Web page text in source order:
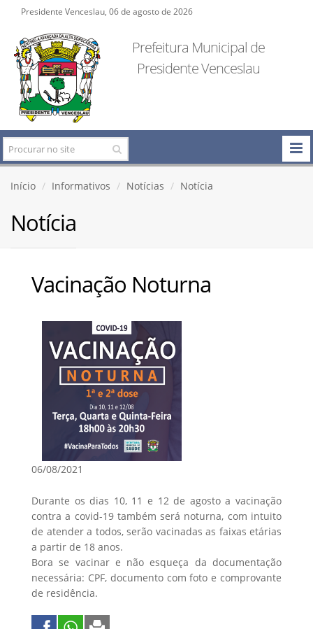
Presidente Venceslau, 06 de agosto de 2026
Prefeitura Municipal de
Presidente Venceslau
Início Informativos Notícias Notícia
Notícia
Vacinação Noturna
06/08/2021
Durante os dias 10, 11 e 12 de agosto a vacinação
contra a covid-19 também será noturna, com intuito
de atender a todos, serão vacinadas as faixas etárias
a partir de 18 anos.
Bora se vacinar e não esqueça da documentação
necessária: CPF, documento com foto e comprovante
de residência.